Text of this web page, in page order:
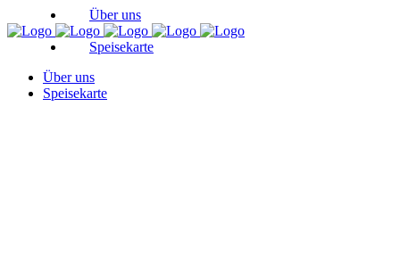
Über uns
Speisekarte
Über uns
Speisekarte